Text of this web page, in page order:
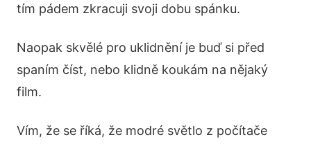
tím pádem zkracuji svoji dobu spánku.
Naopak skvělé pro uklidnění je buď si před
spaním číst, nebo klidně koukám na nějaký
film.
Vím, že se říká, že modré světlo z počítače